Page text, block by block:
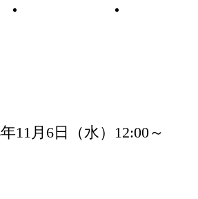
11月6日（水）12:00～